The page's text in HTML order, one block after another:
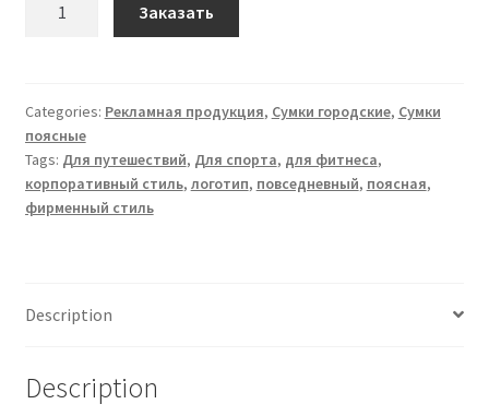
чёрная
vip
audi
quantity
Заказать
Categories: Рекламная продукция, Сумки городские, Сумки
поясные
Tags: Для путешествий, Для спорта, для фитнеса,
корпоративный стиль, логотип, повседневный, поясная,
фирменный стиль
Description
Description